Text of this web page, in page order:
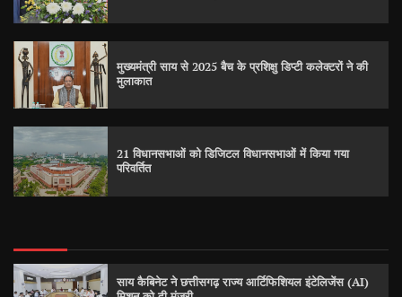
मुख्यमंत्री साय से 2025 बैच के प्रशिक्षु डिप्टी कलेक्टरों ने की
मुलाकात
21 विधानसभाओं को डिजिटल विधानसभाओं में किया गया
परिवर्तित
साय कैबिनेट ने छत्तीसगढ़ राज्य आर्टिफिशियल इंटेलिजेंस (AI)